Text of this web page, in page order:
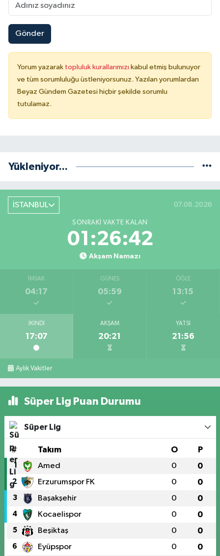
Gönder
Yorum yazarak topluluk kurallarımızı kabul etmiş bulunuyor
ve tüm sorumluluğu üstleniyorsunuz. Yazılan yorumlardan
Beyaz Gündem Gazetesi hiçbir şekilde sorumlu
tutulamaz.
Yükleniyor...
İSTANBUL 07.08.2026
SONRAKI VAKTE KALAN
01:26:42
Akşam Namazı
İMSAK
04:17
GÜNEŞ
05:59
ÖĞLE
13:15
İKINDI
17:07
AKŞAM
20:21
YATSI
21:56
Aylık Vakitler
Süper Lig Puan Durumu
Süper Lig
# Takım O P
1 Amed 0 0
2 Erzurumspor FK 0 0
3 Başakşehir 0 0
4 Kocaelispor 0 0
5 Beşiktaş 0 0
6 Eyüpspor 0 0